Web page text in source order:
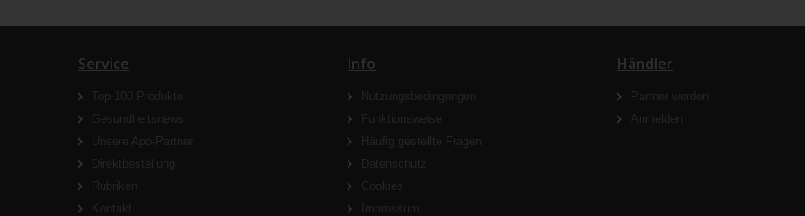
Service
Top 100 Produkte
Gesundheitsnews
Unsere Apo-Partner
Direktbestellung
Rubriken
Kontakt
Info
Nutzungsbedingungen
Funktionsweise
Häufig gestellte Fragen
Datenschutz
Cookies
Impressum
Händler
Partner werden
Anmelden